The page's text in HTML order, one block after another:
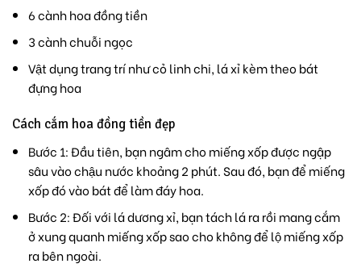
6 cành hoa đồng tiền
3 cành chuỗi ngọc
Vật dụng trang trí như cỏ linh chi, lá xỉ kèm theo bát
đựng hoa
Cách cắm hoa đồng tiền đẹp
Bước 1: Đầu tiên, bạn ngâm cho miếng xốp được ngập
sâu vào chậu nước khoảng 2 phút. Sau đó, bạn để miếng
xốp đó vào bát để làm đáy hoa.
Bước 2: Đối với lá dương xỉ, bạn tách lá ra rồi mang cắm
ở xung quanh miếng xốp sao cho không để lộ miếng xốp
ra bên ngoài.